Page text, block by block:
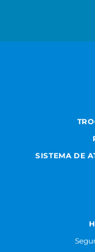
SISTEMA DE